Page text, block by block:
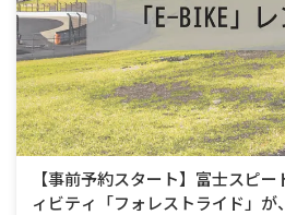
【事前予約スタート】富士スピ
ィビティ「フォレストライド」